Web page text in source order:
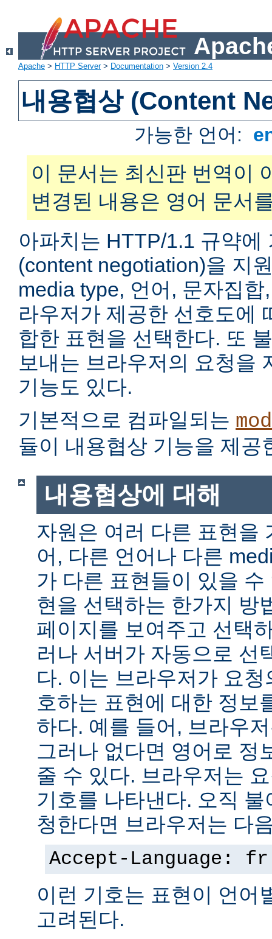
Apache > HTTP Server> Documentation > Version 2.4
내용협상 (Content
가능한 언어:
이 문서는 최신판 번역이
변경된 내용은 영어 문서
아파치는 HTTP/1.1 규약에
(content negotiation)을 지
media type, 언어, 문자집
라우저가 제공한 선호도에
합한 표현을 선택한다. 또
보내는 브라우저의 요청을
기능도 있다.
기본적으로 컴파일되는
듈이 내용협상 기능을 제공
내용협상에 대해
자원은 여러 다른 표현을
어, 다른 언어나 다른
가 다른 표현들이 있을
현을 선택하는 한가지 방
페이지를 보여주고 선택
러나 서버가 자동으로 선
다. 이는 브라우저가 요
호하는 표현에 대한 정보
하다. 예를 들어, 브라우
그러나 없다면 영어로 정
줄 수 있다. 브라우저는
기호를 나타낸다. 오직
청한다면 브라우저는 다
Accept-Language: fr
이런 기호는 표현이 언어
고려된다.